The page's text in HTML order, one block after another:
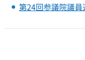
第24回参議院議